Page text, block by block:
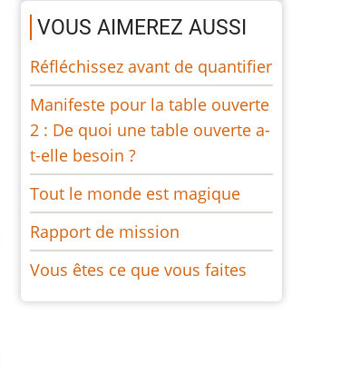
VOUS AIMEREZ AUSSI
Réfléchissez avant de quantifier
Manifeste pour la table ouverte
2 : De quoi une table ouverte a-
t-elle besoin ?
Tout le monde est magique
Rapport de mission
Vous êtes ce que vous faites